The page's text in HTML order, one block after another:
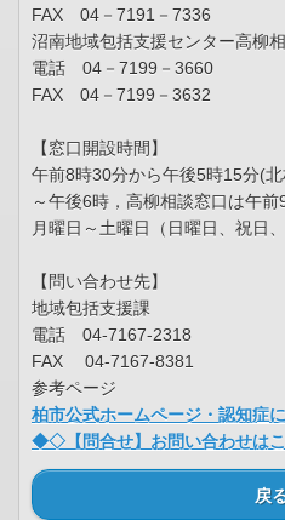
FAX 04－7191－7336
沼南地域包括支援センター高柳
電話 04－7199－3660
FAX 04－7199－3632
【窓口開設時間】
午前8時30分から午後5時15分(
～午後6時，高柳相談窓口は午
月曜日～土曜日（日曜日、祝日
【問い合わせ先】
地域包括支援課
電話 04-7167-2318
FAX 04-7167-8381
参考ページ
柏市公式ホームページ・認知症
◆◇【問合せ】お問い合わせは
戻